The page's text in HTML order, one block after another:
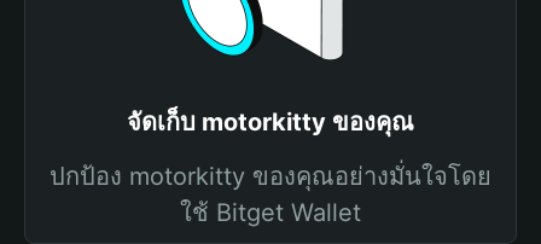
จัดเก็บ motorkitty ของคุณ
ปกป้อง motorkitty ของคุณอย่างมั่นใจโดย
ใช้ Bitget Wallet